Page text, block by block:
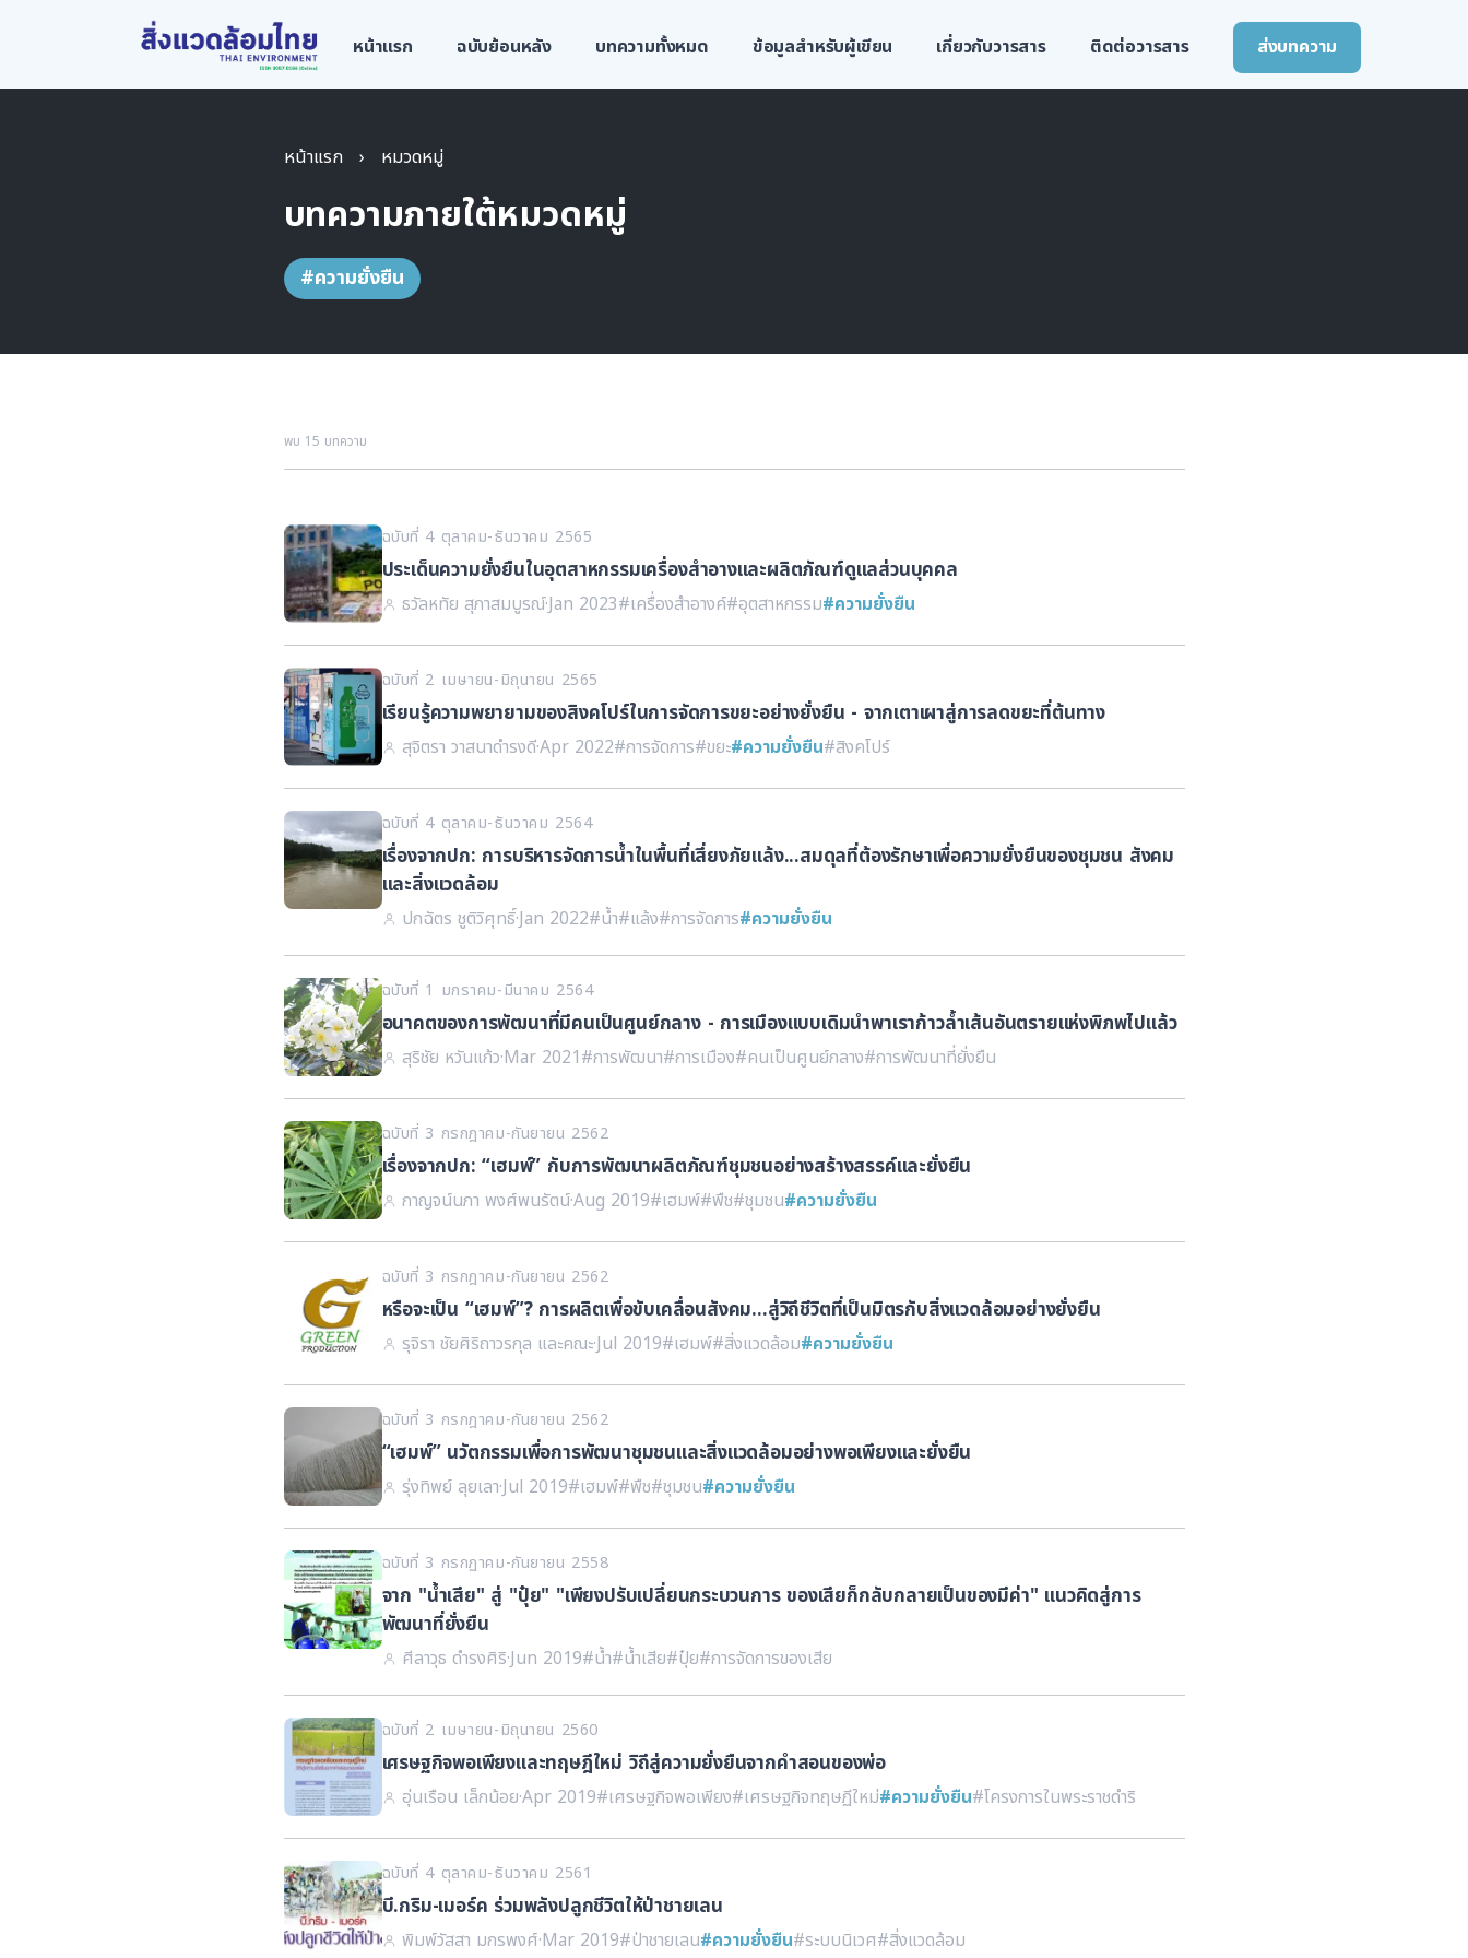
หน้าแรก ฉบับย้อนหลัง บทความทั้งหมด ข้อมูลสำหรับผู้เขียน เกี่ยวกับวารสาร ติดต่อวารสาร ส่งบทความ
หน้าแรก › หมวดหมู่
บทความภายใต้หมวดหมู่
#ความยั่งยืน
พบ 15 บทความ
ฉบับที่ 4 ตุลาคม-ธันวาคม 2565
ประเด็นความยั่งยืนในอุตสาหกรรมเครื่องสำอางและผลิตภัณฑ์ดูแลส่วนบุคคล
ธวัลหทัย สุภาสมบูรณ์·Jan 2023#เครื่องสำอางค์#อุตสาหกรรม#ความยั่งยืน
ฉบับที่ 2 เมษายน-มิถุนายน 2565
เรียนรู้ความพยายามของสิงคโปร์ในการจัดการขยะอย่างยั่งยืน - จากเตาเผาสู่การลดขยะที่ต้นทาง
สุจิตรา วาสนาดำรงดี·Apr 2022#การจัดการ#ขยะ#ความยั่งยืน#สิงคโปร์
ฉบับที่ 4 ตุลาคม-ธันวาคม 2564
เรื่องจากปก: การบริหารจัดการน้ำในพื้นที่เสี่ยงภัยแล้ง...สมดุลที่ต้องรักษาเพื่อความยั่งยืนของชุมชน สังคม
และสิ่งแวดล้อม
ปกฉัตร ชูติวิศุทธิ์·Jan 2022#น้ำ#แล้ง#การจัดการ#ความยั่งยืน
ฉบับที่ 1 มกราคม-มีนาคม 2564
อนาคตของการพัฒนาที่มีคนเป็นศูนย์กลาง - การเมืองแบบเดิมนำพาเราก้าวล้ำเส้นอันตรายแห่งพิภพไปแล้ว
สุริชัย หวันแก้ว·Mar 2021#การพัฒนา#การเมือง#คนเป็นศูนย์กลาง#การพัฒนาที่ยั่งยืน
ฉบับที่ 3 กรกฎาคม-กันยายน 2562
เรื่องจากปก: “เฮมพ์” กับการพัฒนาผลิตภัณฑ์ชุมชนอย่างสร้างสรรค์และยั่งยืน
กาญจน์นภา พงศ์พนรัตน์·Aug 2019#เฮมพ์#พืช#ชุมชน#ความยั่งยืน
ฉบับที่ 3 กรกฎาคม-กันยายน 2562
หรือจะเป็น “เฮมพ์”? การผลิตเพื่อขับเคลื่อนสังคม…สู่วิถีชีวิตที่เป็นมิตรกับสิ่งแวดล้อมอย่างยั่งยืน
รุจิรา ชัยศิริถาวรกุล และคณะ·Jul 2019#เฮมพ์#สิ่งแวดล้อม#ความยั่งยืน
ฉบับที่ 3 กรกฎาคม-กันยายน 2562
“เฮมพ์” นวัตกรรมเพื่อการพัฒนาชุมชนและสิ่งแวดล้อมอย่างพอเพียงและยั่งยืน
รุ่งทิพย์ ลุยเลา·Jul 2019#เฮมพ์#พืช#ชุมชน#ความยั่งยืน
ฉบับที่ 3 กรกฏาคม-กันยายน 2558
จาก "น้ำเสีย" สู่ "ปุ๋ย" "เพียงปรับเปลี่ยนกระบวนการ ของเสียก็กลับกลายเป็นของมีค่า" แนวคิดสู่การ
พัฒนาที่ยั่งยืน
ศีลาวุธ ดำรงศิริ·Jun 2019#น้ำ#น้ำเสีย#ปุ๋ย#การจัดการของเสีย
ฉบับที่ 2 เมษายน-มิถุนายน 2560
เศรษฐกิจพอเพียงและทฤษฎีใหม่ วิถีสู่ความยั่งยืนจากคำสอนของพ่อ
อุ่นเรือน เล็กน้อย·Apr 2019#เศรษฐกิจพอเพียง#เศรษฐกิจทฤษฏีใหม่#ความยั่งยืน#โครงการในพระราชดำริ
ฉบับที่ 4 ตุลาคม-ธันวาคม 2561
บี.กริม-เมอร์ค ร่วมพลังปลูกชีวิตให้ป่าชายเลน
พิมพ์วัสสา มกรพงศ์·Mar 2019#ป่าชายเลน#ความยั่งยืน#ระบบนิเวศ#สิ่งแวดล้อม